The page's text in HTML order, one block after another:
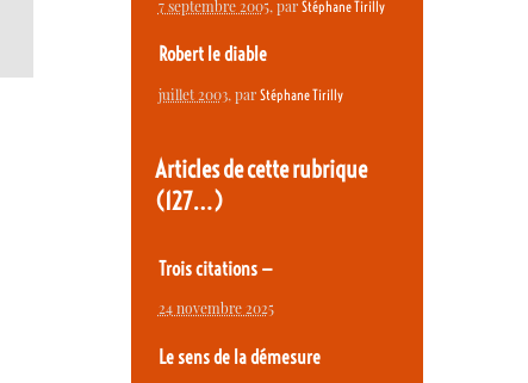
7 septembre 2005, par Stéphane Tirilly
Robert le diable
juillet 2003, par Stéphane Tirilly
Articles de cette rubrique
(127…)
Trois citations —
24 novembre 2025
Le sens de la démesure